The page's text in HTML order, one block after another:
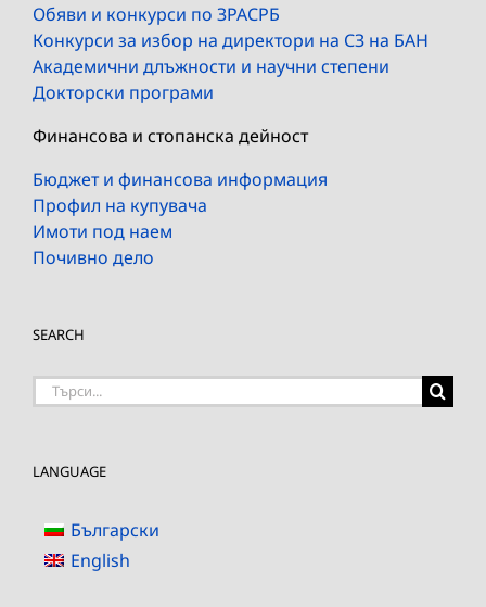
Обяви и конкурси по ЗРАСРБ
Конкурси за избор на директори на СЗ на БАН
Академични длъжности и научни степени
Докторски програми
Финансова и стопанска дейност
Бюджет и финансова информация
Профил на купувача
Имоти под наем
Почивно дело
SEARCH
Търсене
LANGUAGE
Български
English